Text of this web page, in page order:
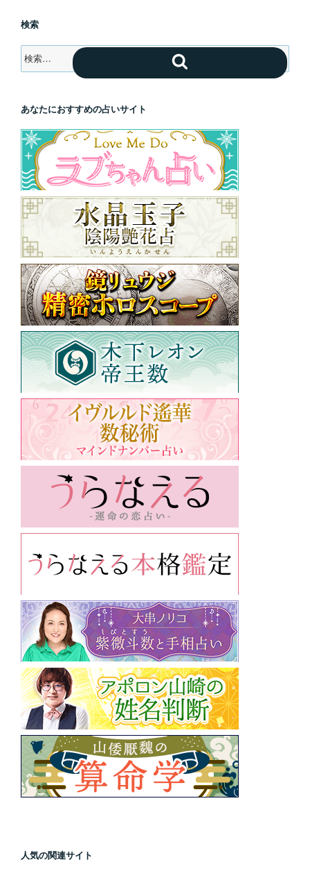
検索
検
索:
索
あなたにおすすめの占いサイト
人気の関連サイト